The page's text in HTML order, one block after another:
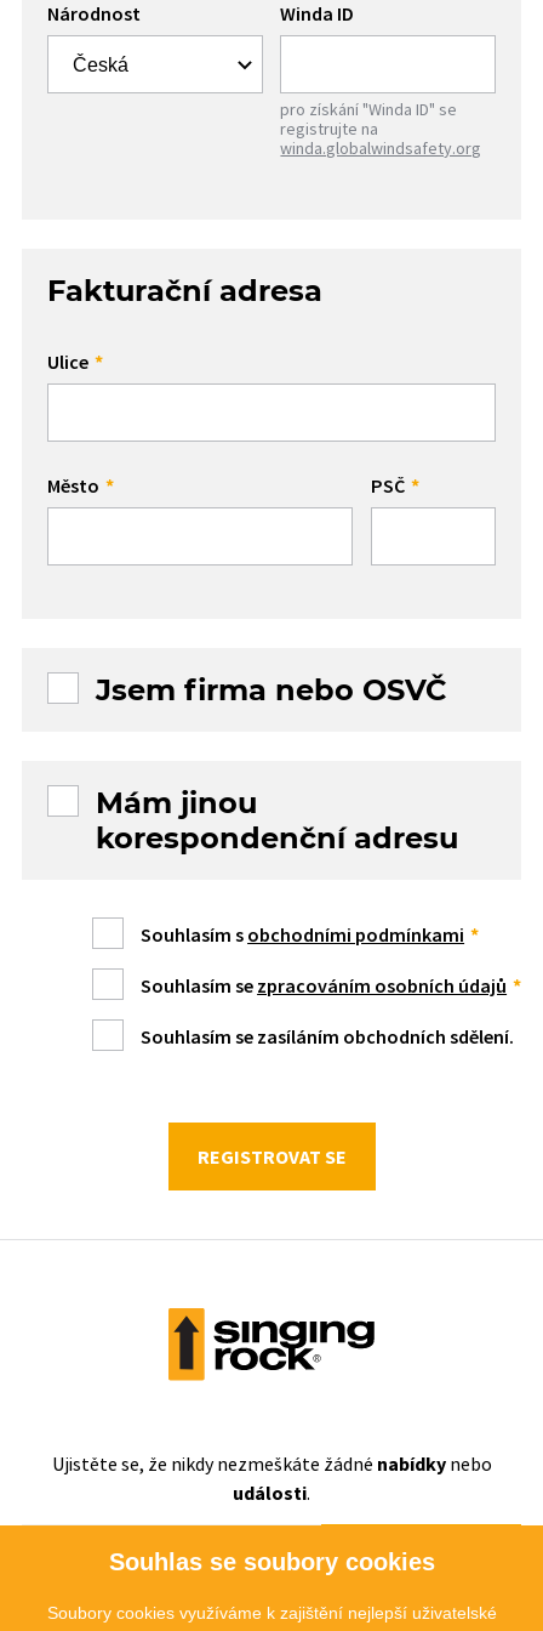
Národnost Winda ID
pro získání "Winda ID" se
registrujte na
winda.globalwindsafety.org
Fakturační adresa
Ulice
Město PSČ
Jsem firma nebo OSVČ
Mám jinou
korespondenční adresu
Souhlasím s obchodními podmínkami
Souhlasím se zpracováním osobních údajů
Souhlasím se zasíláním obchodních sdělení.
REGISTROVAT SE
Ujistěte se, že nikdy nezmeškáte žádné nabídkynebo
události.
ODEBÍRAT
Souhlasím sezpracováním osobních údajů
Souhlas se soubory cookies
Soubory cookies využíváme k zajištění nejlepší uživatelské